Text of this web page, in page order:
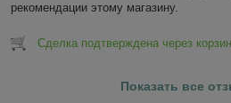
рекомендации этому магазину.
Сделка подтверждена через
Показать все